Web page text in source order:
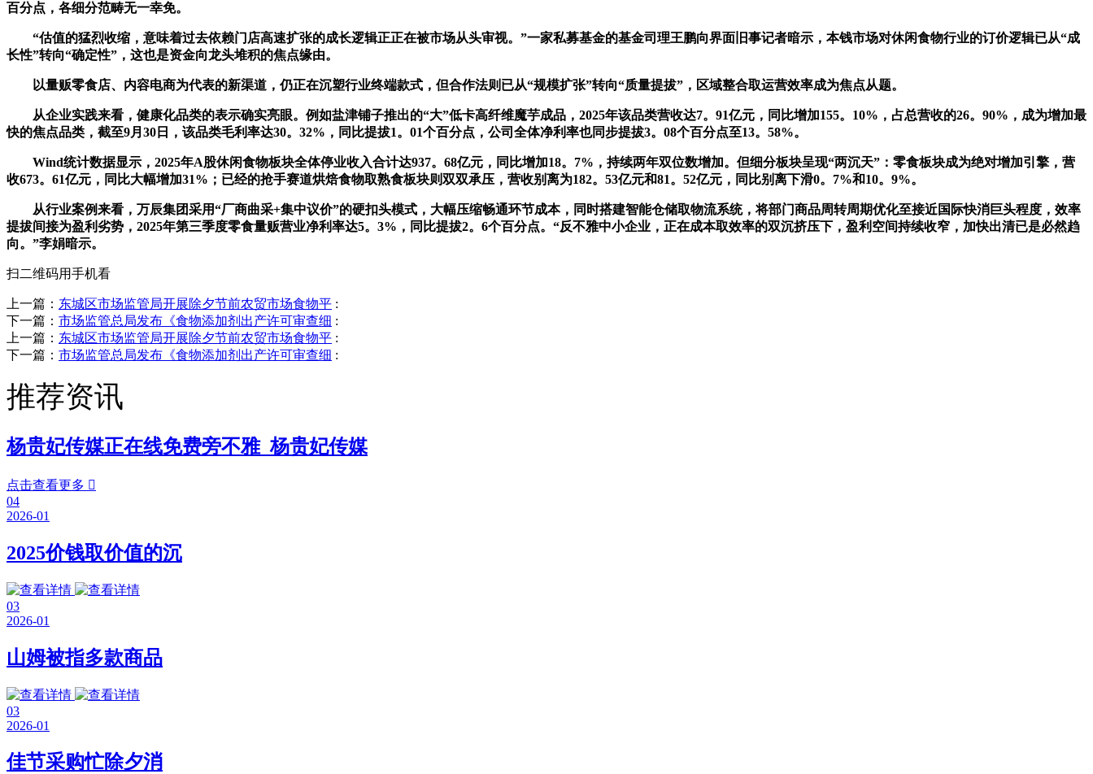
百分点，各细分范畴无一幸免。
“估值的猛烈收缩，意味着过去依赖门店高速扩张的成长逻辑正正在被市场从头审视。”一家私募基金的基金司理王鹏向界面旧事记者暗示，本钱市场对休闲食物行业的订价逻辑已从“成
长性”转向“确定性”，这也是资金向龙头堆积的焦点缘由。
以量贩零食店、内容电商为代表的新渠道，仍正在沉塑行业终端款式，但合作法则已从“规模扩张”转向“质量提拔”，区域整合取运营效率成为焦点从题。
从企业实践来看，健康化品类的表示确实亮眼。例如盐津铺子推出的“大”低卡高纤维魔芋成品，2025年该品类营收达7。91亿元，同比增加155。10%，占总营收的26。90%，成为增加最
快的焦点品类，截至9月30日，该品类毛利率达30。32%，同比提拔1。01个百分点，公司全体净利率也同步提拔3。08个百分点至13。58%。
Wind统计数据显示，2025年A股休闲食物板块全体停业收入合计达937。68亿元，同比增加18。7%，持续两年双位数增加。但细分板块呈现“两沉天”：零食板块成为绝对增加引擎，营
收673。61亿元，同比大幅增加31%；已经的抢手赛道烘焙食物取熟食板块则双双承压，营收别离为182。53亿元和81。52亿元，同比别离下滑0。7%和10。9%。
从行业案例来看，万辰集团采用“厂商曲采+集中议价”的硬扣头模式，大幅压缩畅通环节成本，同时搭建智能仓储取物流系统，将部门商品周转周期优化至接近国际快消巨头程度，效率
提拔间接为盈利劣势，2025年第三季度零食量贩营业净利率达5。3%，同比提拔2。6个百分点。“反不雅中小企业，正在成本取效率的双沉挤压下，盈利空间持续收窄，加快出清已是必然趋
向。”李娟暗示。
扫二维码用手机看
上一篇： 东城区市场监管局开展除夕节前农贸市场食物平 :
下一篇： 市场监管总局发布《食物添加剂出产许可审查细 :
上一篇： 东城区市场监管局开展除夕节前农贸市场食物平 :
下一篇： 市场监管总局发布《食物添加剂出产许可审查细 :
推荐资讯
杨贵妃传媒正在线免费旁不雅_杨贵妃传媒
点击查看更多 
04
2026-01
2025价钱取价值的沉
03
2026-01
山姆被指多款商品
03
2026-01
佳节采购忙除夕消